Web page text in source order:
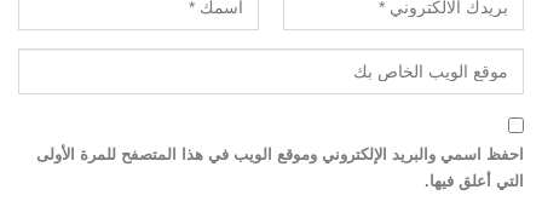
احفظ اسمي والبريد الإلكتروني وموقع الويب في هذا المتصفح للمرة الأولى
التي أعلق فيها.